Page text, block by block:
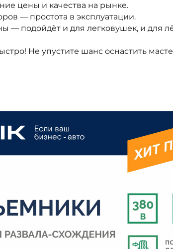
цены и качества на рынке.
— простота в эксплуатации.
подойдёт и для легковушек, и для
Не упустите шанс оснастить